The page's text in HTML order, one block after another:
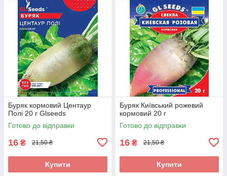
Буряк кормовий Центаур
Полі 20 г Glseeds
Готово до відправки
16 ₴ 21,50 ₴
Купити
Буряк Київський рожевий
кормовий 20 г
Готово до відправки
16 ₴ 21,50 ₴
Купити